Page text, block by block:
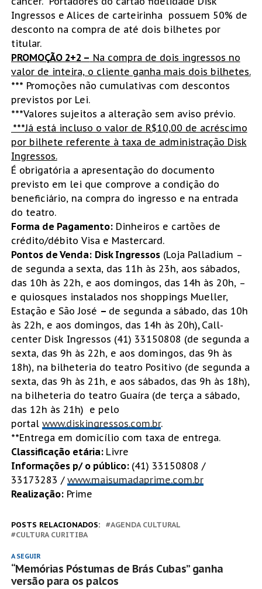
Ingressos e Alices de carteirinha possuem 50% de
desconto na compra de até dois bilhetes por
titular.
PROMOÇÃO 2+2 – Na compra de dois ingressos no
valor de inteira, o cliente ganha mais dois bilhetes.
*** Promoções não cumulativas com descontos
previstos por Lei.
***Valores sujeitos a alteração sem aviso prévio.
***Já está incluso o valor de R$10,00 de acréscimo
por bilhete referente à taxa de administração Disk
Ingressos.
É obrigatória a apresentação do documento
previsto em lei que comprove a condição do
beneficiário, na compra do ingresso e na entrada
do teatro.
Forma de Pagamento:Dinheiros e cartões de
crédito/débito Visa e Mastercard.
Pontos de Venda: Disk Ingressos(Loja Palladium –
de segunda a sexta, das 11h às 23h, aos sábados,
das 10h às 22h, e aos domingos, das 14h às 20h, –
e quiosques instalados nos shoppings Mueller,
Estação e São José – de segunda a sábado, das 10h
às 22h, e aos domingos, das 14h às 20h), Call-
center Disk Ingressos (41) 33150808 (de segunda a
sexta, das 9h às 22h, e aos domingos, das 9h às
18h), na bilheteria do teatro Positivo (de segunda a
sexta, das 9h às 21h, e aos sábados, das 9h às 18h),
na bilheteria do teatro Guaíra (de terça a sábado,
das 12h às 21h) e pelo
portal www.diskingressos.com.br.
**Entrega em domicílio com taxa de entrega.
Classificação etária: Livre
Informações p/ o público: (41) 33150808 /
33173283 / www.maisumadaprime.com.br
Realização:Prime
POSTS RELACIONADOS:
AGENDA CULTURAL
CULTURA CURITIBA
A SEGUIR
“Memórias Póstumas de Brás Cubas” ganha
versão para os palcos